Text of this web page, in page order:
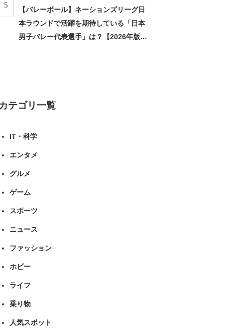
5
【バレーボール】ネーションズリーグ日
本ラウンドで活躍を期待している「日本
男子バレー代表選手」は？【2026年版・
カテゴリ一覧
IT・科学
エンタメ
グルメ
ゲーム
スポーツ
ニュース
ファッション
ホビー
ライフ
乗り物
人気スポット